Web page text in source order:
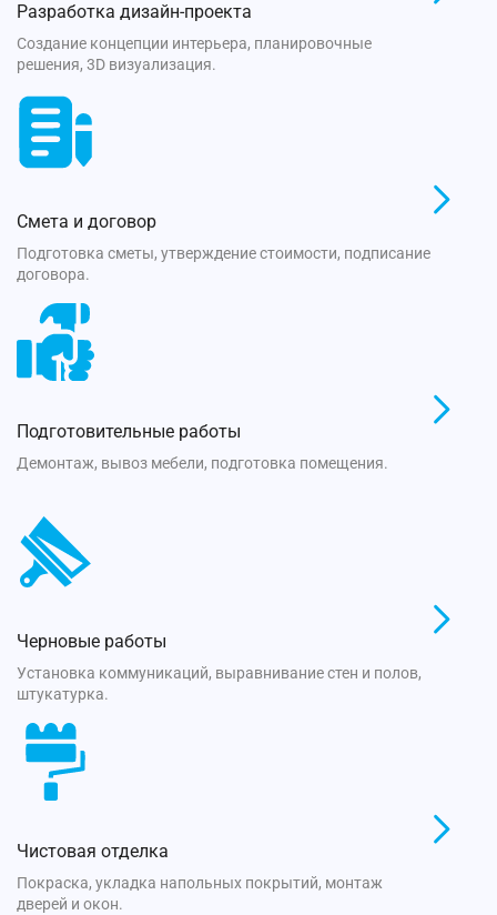
Разработка дизайн-проекта
Создание концепции интерьера, планировочные
решения, 3D визуализация.
Смета и договор
Подготовка сметы, утверждение стоимости, подписание
договора.
Подготовительные работы
Демонтаж, вывоз мебели, подготовка помещения.
Черновые работы
Установка коммуникаций, выравнивание стен и полов,
штукатурка.
Чистовая отделка
Покраска, укладка напольных покрытий, монтаж
дверей и окон.